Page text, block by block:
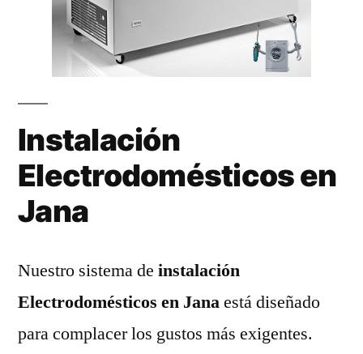
Instalación
Electrodomésticos en
Jana
Nuestro sistema de instalación
Electrodomésticos en Janaestá diseñado
para complacer los gustos más exigentes.